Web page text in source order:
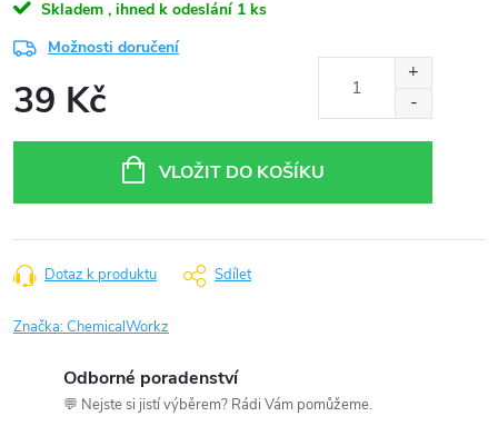
Skladem , ihned k odeslání 1 ks
Možnosti doručení
39 Kč
VLOŽIT DO KOŠÍKU
Dotaz k produktu Sdílet
Značka:ChemicalWorkz
Odborné poradenství
💬 Nejste si jistí výběrem? Rádi Vám pomůžeme.